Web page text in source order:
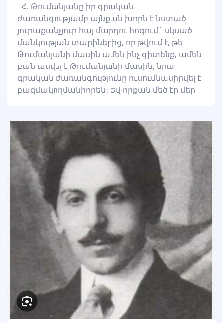
Հ. Թումանյանը իր գրական
ժառանգությամբ այնքան խորն է նստած
յուրաքանչյուր հայ մարդու հոգում` սկսած
մանկության տարիներից, որ թվում է, թե
Թումանյանի մասին ամեն ինչ գիտենք, ամեն
բան ասվել է Թումանյանի մասին, նրա
գրական ժառանգությունը ուսումնասիրվել է
բազմակողմանիորեն։ Եվ որքան մեծ էր մեր